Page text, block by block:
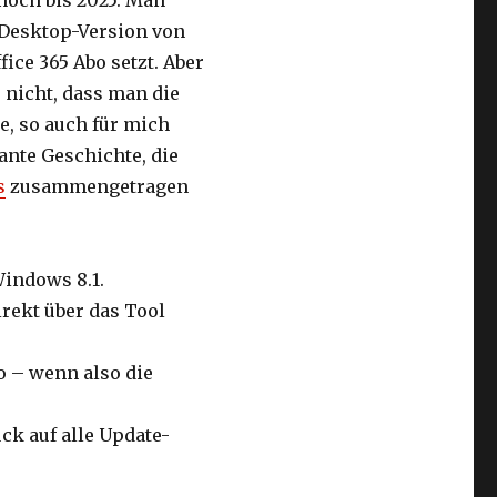
Version von
365 Abo setzt. Aber
nicht, dass man die
so auch für mich
Geschichte, die
zusammengetragen
8.1.
über das Tool
– wenn also die
auf alle Update-